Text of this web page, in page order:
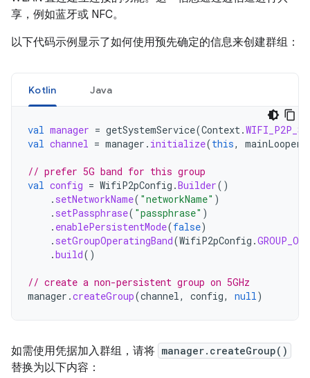
享，例如蓝牙或 NFC。
以下代码示例显示了如何使用预先确定的信息来创建群组：
Kotlin Java
val manager = getSystemService(Context.
val channel = manager . initialize(this, mainLooper
// prefer 5G band for this group
val config = WifiP2pConfig .Builder()
. setNetworkName( "networkName" )
. setPassphrase( "passphrase" )
. enablePersistentMode(false)
. setGroupOperatingBand(WifiP2pConfig .
.build()
// create a non-persistent group on 5GHz
manager .createGroup(channel, config, null)
如需使用凭据加入群组，请将 manager.createGroup()
替换为以下内容：